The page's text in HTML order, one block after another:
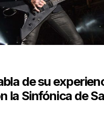
de su
la Sinfónica de